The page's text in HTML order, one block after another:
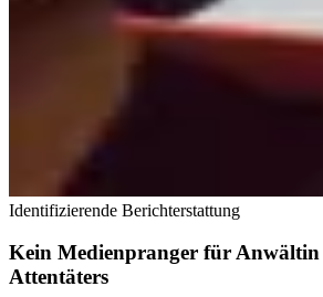
Identifizierende Berichterstattung
Kein Medienpranger für Anwältin
Attentäters